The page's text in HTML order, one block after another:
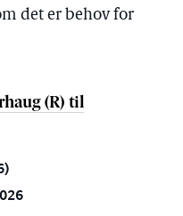
det er behov for
(R) til